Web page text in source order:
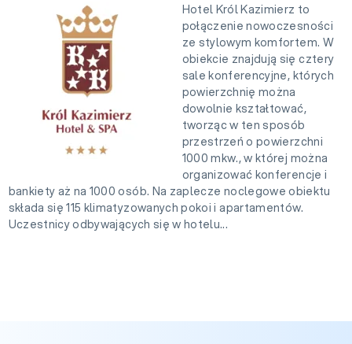
Hotel Król Kazimierz to
połączenie nowoczesności
ze stylowym komfortem. W
obiekcie znajdują się cztery
sale konferencyjne, których
powierzchnię można
dowolnie kształtować,
tworząc w ten sposób
przestrzeń o powierzchni
1000 mkw., w której można
organizować konferencje i
bankiety aż na 1000 osób. Na zaplecze noclegowe obiektu
składa się 115 klimatyzowanych pokoi i apartamentów.
Uczestnicy odbywających się w hotelu...